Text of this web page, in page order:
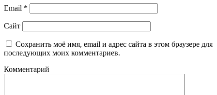
Email *
Сайт
Сохранить моё имя, email и адрес сайта в этом браузере для
последующих моих комментариев.
Комментарий